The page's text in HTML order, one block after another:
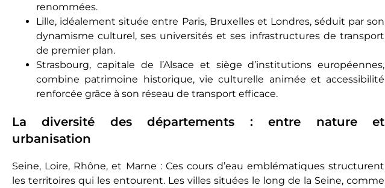
renommées.
Lille, idéalement située entre Paris, Bruxelles et Londres, séduit par son
dynamisme culturel, ses universités et ses infrastructures de transport
de premier plan.
Strasbourg, capitale de l’Alsace et siège d’institutions européennes,
combine patrimoine historique, vie culturelle animée et accessibilité
renforcée grâce à son réseau de transport efficace.
La diversité des départements : entre nature et
urbanisation
Seine, Loire, Rhône, et Marne : Ces cours d’eau emblématiques structurent
les territoires qui les entourent. Les villes situées le long de la Seine, comme